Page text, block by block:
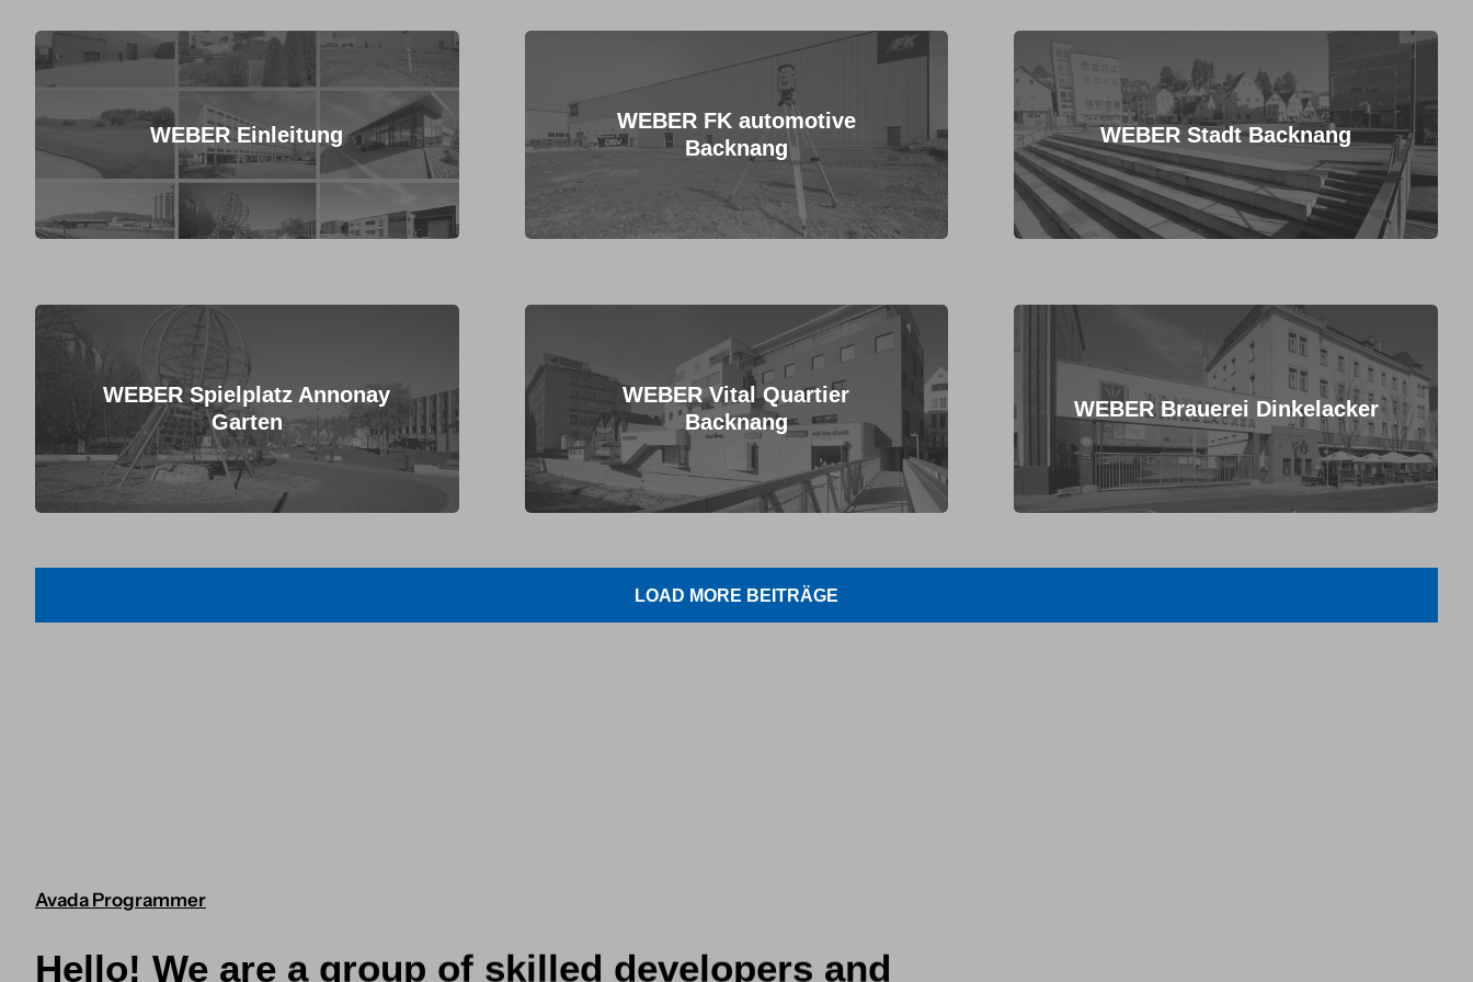
WEBER Einleitung
WEBER FK automotive
Backnang
WEBER Stadt Backnang
WEBER Spielplatz Annonay
Garten
WEBER Vital Quartier
Backnang
WEBER Brauerei Dinkelacker
LOAD MORE BEITRÄGE
Avada Programmer
Hello! We are a group of skilled developers and